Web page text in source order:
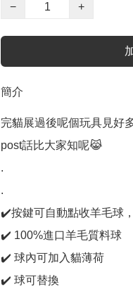
−
+
簡介
完貓展過後呢個玩具見好
post話比大家知呢😹
.
.
✔️按鍵可自動點收羊毛球
✔️ 100%進口羊毛質料球
✔️ 球內可加入貓薄荷
✔️ 球可替換